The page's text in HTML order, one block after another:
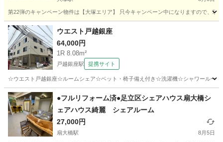
第22弾のキャンペーン物件は【大塚エリア】 只今キャンペーン中になりますので、
東京 豊島区 シェアハウス
ウエスト戸越銀座
64,000円
1R 8.08m²
戸越銀座駅 提携サイト
☆ウエスト戸越銀座☆ルームシェア☆ベット・椅子備え付き☆洗濯機☆シャワールー
東京 品川区 戸越銀座駅 シェアハウス
●フルリフォーム済●足立区シェアハウス扇大橋シ
ェアハウス綺麗 シェアルーム
27,000円
扇大橋駅 8月5日